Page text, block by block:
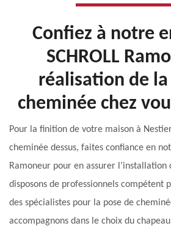
Confiez à notre
SCHROLL
réalisation de la
cheminée chez
Pour la finition de votre maison à
cheminée dessus, faites confiance en
Ramoneur pour en assurer l’installation
disposons de professionnels compétent
des spécialistes pour la pose de
accompagnons dans le choix du